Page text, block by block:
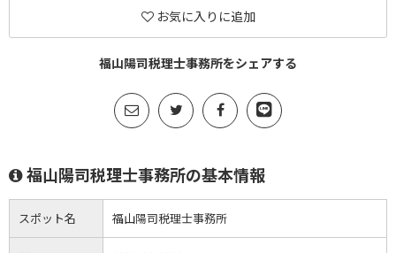
お気に入りに追加
福山陽司税理士事務所をシェアする
福山陽司税理士事務所の基本情報
スポット名 福山陽司税理士事務所